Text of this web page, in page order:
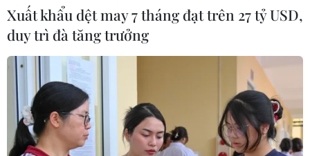
Xuất khẩu Đức giảm mạnh nhất kể từ
khủng hoảng tài chính toàn cầu 2009
09/02/2021 23:08
Xuất khẩu dệt may 7 tháng đạt trên 27 tỷ USD,
duy trì đà tăng trưởng